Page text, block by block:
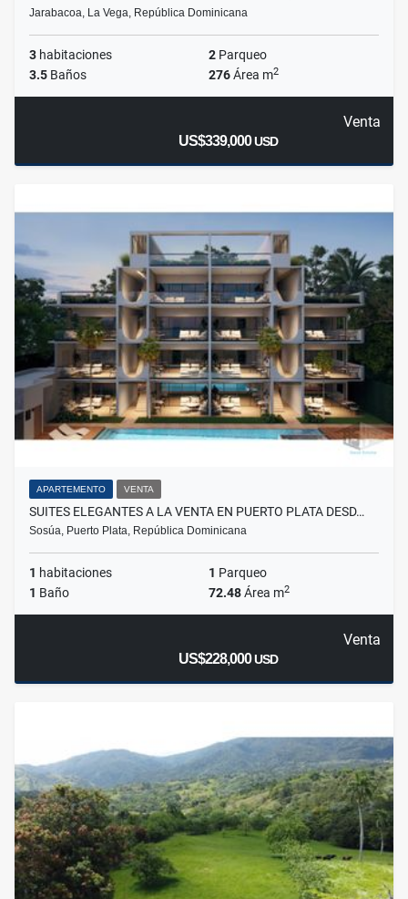
Jarabacoa, La Vega, República Dominicana
3 habitaciones 2 Parqueo
3.5 Baños 276Área m2
Venta
US$339,000USD
APARTEMENTO VENTA
SUITES ELEGANTES A LA VENTA EN PUERTO PLATA DESD…
Sosúa, Puerto Plata, República Dominicana
1 habitaciones 1 Parqueo
1 Baño 72.48Área m2
Venta
US$228,000USD